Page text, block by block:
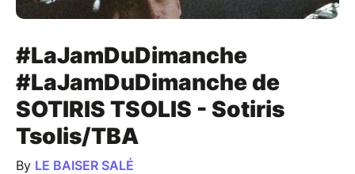
#LaJamDuDimanche
#LaJamDuDimanche de
SOTIRIS TSOLIS - Sotiris
Tsolis/TBA
By LE BAISER SALÉ